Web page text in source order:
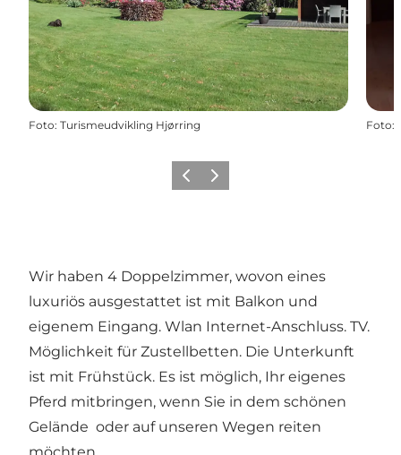
Foto: Turismeudvikling Hjørring Foto:
ZurückWeiter
Wir haben 4 Doppelzimmer, wovon eines
luxuriös ausgestattet ist mit Balkon und
eigenem Eingang. Wlan Internet-Anschluss. TV.
Möglichkeit für Zustellbetten. Die Unterkunft
ist mit Frühstück. Es ist möglich, Ihr eigenes
Pferd mitbringen, wenn Sie in dem schönen
Gelände oder auf unseren Wegen reiten